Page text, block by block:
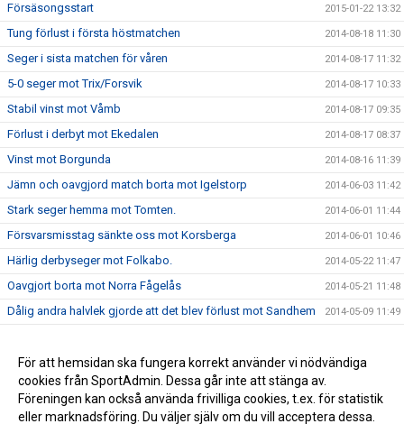
Försäsongsstart 2015-01-22 13:32
Tung förlust i första höstmatchen 2014-08-18 11:30
Seger i sista matchen för våren 2014-08-17 11:32
5-0 seger mot Trix/Forsvik 2014-08-17 10:33
Stabil vinst mot Våmb 2014-08-17 09:35
Förlust i derbyt mot Ekedalen 2014-08-17 08:37
Vinst mot Borgunda 2014-08-16 11:39
Jämn och oavgjord match borta mot Igelstorp 2014-06-03 11:42
Stark seger hemma mot Tomten. 2014-06-01 11:44
Försvarsmisstag sänkte oss mot Korsberga 2014-06-01 10:46
Härlig derbyseger mot Folkabo. 2014-05-22 11:47
Oavgjort borta mot Norra Fågelås 2014-05-21 11:48
Dålig andra halvlek gjorde att det blev förlust mot Sandhem 2014-05-09 11:49
Vinst för A-laget i seriepremiären 2014-04-29 11:51
Bra match mot Stenstorp trots förlust 2014-04-09 11:52
För att hemsidan ska fungera korrekt använder vi nödvändiga
cookies från SportAdmin. Dessa går inte att stänga av.
Föreningen kan också använda frivilliga cookies, t.ex. för statistik
eller marknadsföring. Du väljer själv om du vill acceptera dessa.